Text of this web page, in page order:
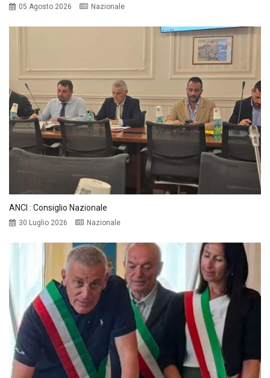
05 Agosto 2026 Nazionale
ANCI : Consiglio Nazionale
30 Luglio 2026 Nazionale